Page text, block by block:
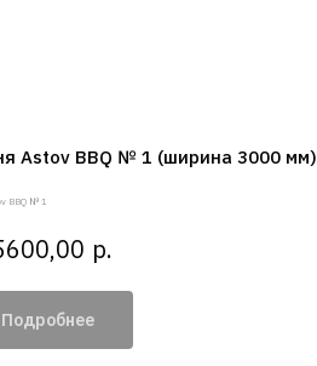
Astov BBQ № 1 (ширина 3000 мм)
BBQ № 1
р.
Подробнее